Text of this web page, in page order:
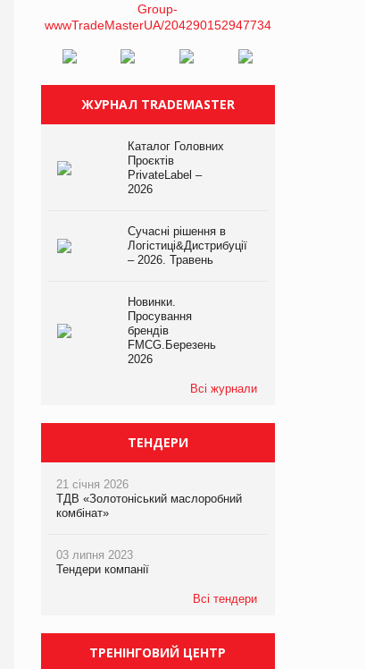
ЖУРНАЛ TRADEMASTER
Каталог Головних
Проєктів
PrivateLabel –
2026
Сучасні рішення в
Логістиці&Дистрибуції
– 2026. Травень
Новинки.
Просування
брендів
FMCG.Березень
2026
Всі журнали
ТЕНДЕРИ
21 січня 2026
ТДВ «Золотоніський маслоробний
комбінат»
03 липня 2023
Тендери компанії
Всі тендери
ТРЕНІНГОВИЙ ЦЕНТР